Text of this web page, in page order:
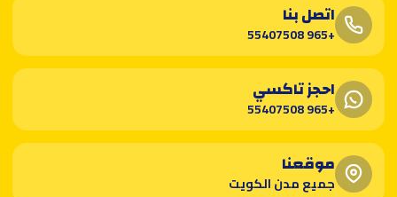
اتصل بنا
+965 55407508
احجز تاكسي
+965 55407508
موقعنا
جميع مدن الكويت